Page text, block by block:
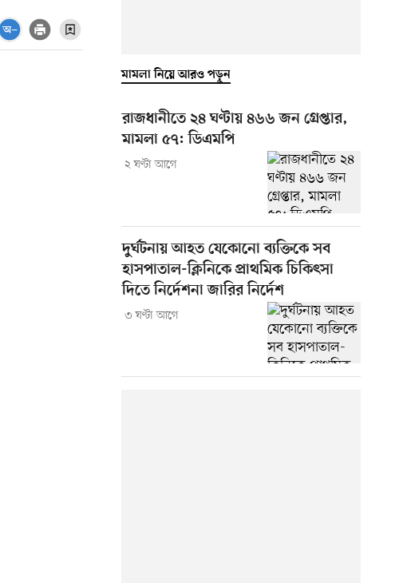
মামলা নিয়ে আরও পড়ুন
রাজধানীতে ২৪ ঘণ্টায় ৪৬৬ জন গ্রেপ্তার,
মামলা ৫৭: ডিএমপি
২ ঘণ্টা আগে
দুর্ঘটনায় আহত যেকোনো ব্যক্তিকে সব
হাসপাতাল-ক্লিনিকে প্রাথমিক চিকিৎসা
দিতে নির্দেশনা জারির নির্দেশ
৩ ঘণ্টা আগে